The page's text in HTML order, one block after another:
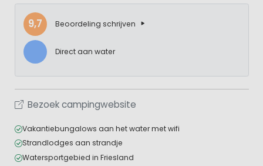
9,7 Beoordeling schrijven
Direct aan water
Bezoek campingwebsite
Vakantiebungalows aan het water met wifi
Strandlodges aan strandje
Watersportgebied in Friesland